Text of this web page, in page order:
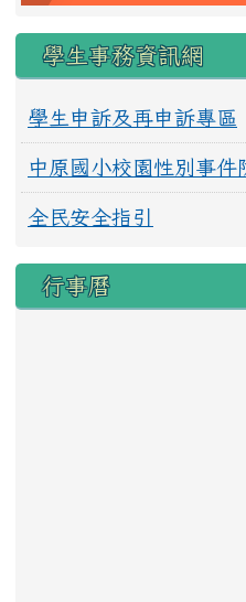
學生事務資訊網
學生申訴及再申訴專區
中原國小校園性別事件
全民安全指引
行事曆